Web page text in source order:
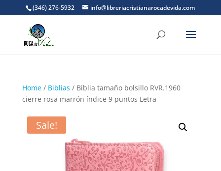
(346) 276-5932 info@libreriacristianarocadevida.com
Home/ Biblias / Biblia tamaño bolsillo RVR.1960
cierre rosa marrón índice 9 puntos Letra
Sale!